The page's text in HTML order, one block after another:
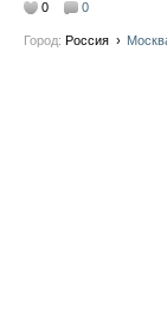
0
0
Город: Россия ›